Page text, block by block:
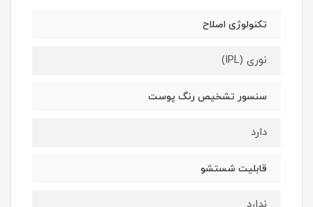
تکنولوژی اصلاح
نوری (IPL)
سنسور تشخیص رنگ پوست
دارد
قابلیت شستشو